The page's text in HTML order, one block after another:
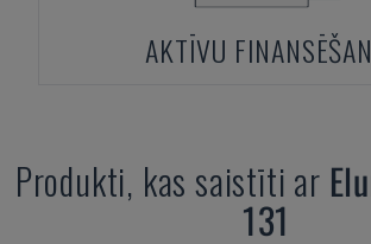
AKTĪVU
Produkti, kas saistīti ar
131